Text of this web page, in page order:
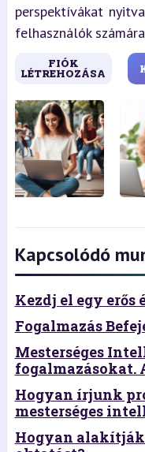
perspektívákat
felhasználók
FIÓK
LÉTREHOZÁSA
Kapcsolódó
Kezdj el egy erős
Fogalmazás
Mesterséges
fogalmazásokat.
Hogyan írjunk
mesterséges
Hogyan alakítják